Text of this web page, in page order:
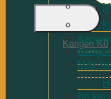
Kangen K8
Máy
Bộ lọc